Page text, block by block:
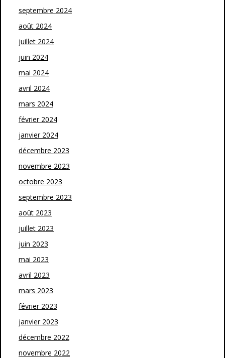
septembre 2024
août 2024
juillet 2024
juin 2024
mai 2024
avril 2024
mars 2024
février 2024
janvier 2024
décembre 2023
novembre 2023
octobre 2023
septembre 2023
août 2023
juillet 2023
juin 2023
mai 2023
avril 2023
mars 2023
février 2023
janvier 2023
décembre 2022
novembre 2022